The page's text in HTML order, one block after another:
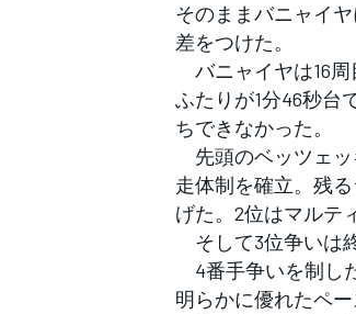
すべてのカテゴリー
そのままバニャイ
差をつけた。
バニャイヤは16周
ふたりが1分46秒台
ちできなかった。
先頭のベッツェッ
走体制を確立。残
げた。2位はマルテ
そして3位争いは
4番手争いを制し
明らかに優れたペ